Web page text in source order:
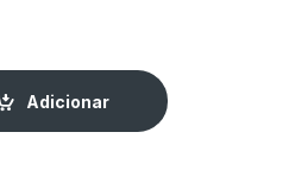
MP3 Bluetooth quantity
Adicionar